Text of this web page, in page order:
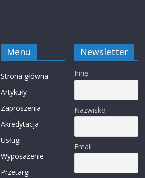
Menu
Strona główna
Artykuły
Zaproszenia
Akredytacja
Usługi
Wyposażenie
Przetargi
Newsletter
Imię
Nazwisko
Email